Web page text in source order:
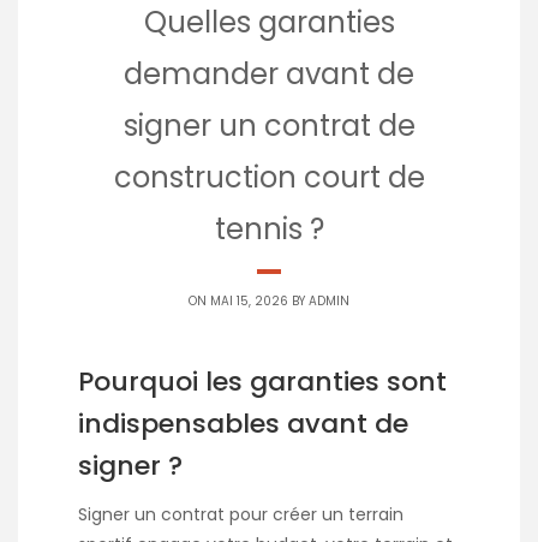
Quelles garanties
demander avant de
signer un contrat de
construction court de
tennis ?
ON MAI 15, 2026 BY ADMIN
Pourquoi les garanties sont
indispensables avant de
signer ?
Signer un contrat pour créer un terrain